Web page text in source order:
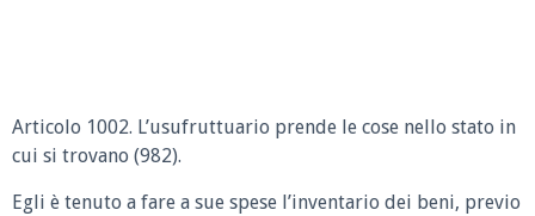
Articolo 1002. L’usufruttuario prende le cose nello stato in
cui si trovano (982).
Egli è tenuto a fare a sue spese l’inventario dei beni, previo